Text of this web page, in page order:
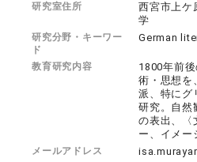
研究室住所
西宮市上ケ
学
研究分野・キーワー
ド
German
教育研究内容
1800年前
術・思想を
派、特にグ
研究。自然
の表出、〈
ー、イメー
メールアドレス